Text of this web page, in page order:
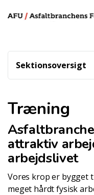
Sektionsoversigt
Træning
attraktiv
arbejdslivet
Vores krop er bygget
meget hårdt fysisk